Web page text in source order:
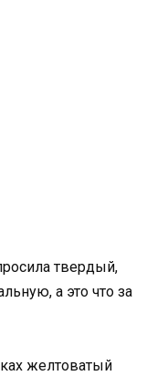
твердый,
а это что за
желтоватый